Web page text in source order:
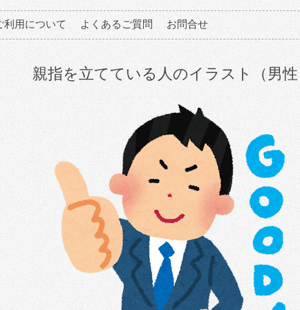
利用について よくあるご質問 お問合せ
親指を立てている人のイラスト（男